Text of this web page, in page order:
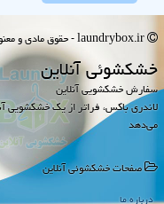
خشكشوئی آنلاین
سفارش خشکشویی آنلاین
لاندری باکس، فراتر از یک خشکشویی
می‌دهد
صفحات خشكشوئی آنلاین
درباره ما